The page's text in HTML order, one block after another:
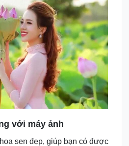
với máy ảnh
sen đẹp, giúp bạn có được